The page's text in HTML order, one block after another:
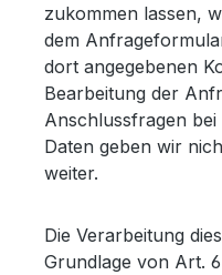
zukommen lassen,
dem
dort angegebenen
Bearbeitung der
Anschlussfragen bei
Daten geben wir
weiter.
Die Verarbeitung
Grundlage von Art.